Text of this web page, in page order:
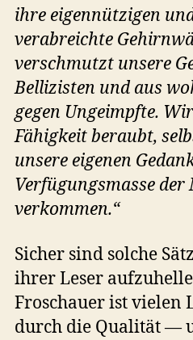
ihre eigennützigen
verabreichte
verschmutzt unsere
Bellizisten und aus
gegen Ungeimpfte.
Fähigkeit beraubt,
unsere eigenen
Verfügungsmasse
verkommen.“
Sicher sind solche
ihrer Leser
Froschauer ist vielen
durch die Qualität —